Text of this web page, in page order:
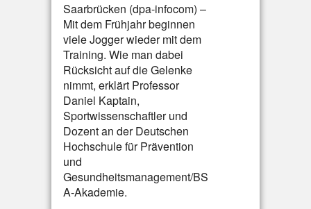
Saarbrücken (dpa-infocom) –
Mit dem Frühjahr beginnen
viele Jogger wieder mit dem
Training. Wie man dabei
Rücksicht auf die Gelenke
nimmt, erklärt Professor
Daniel Kaptain,
Sportwissenschaftler und
Dozent an der Deutschen
Hochschule für Prävention
und
Gesundheitsmanagement/BS
A-Akademie.